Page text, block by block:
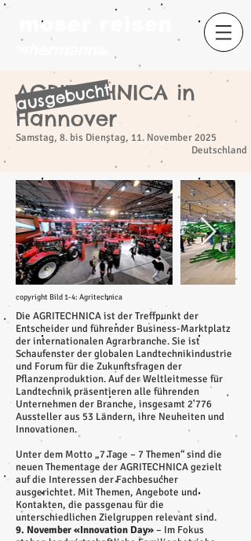
AGRITECHNICA in
Hannover
Samstag, 8. bis Dienstag, 11. November 2025
ausgebucht
Deutschland
copyright Bild 1-4: Agritechnica
Die AGRITECHNICA ist der Treffpunkt der
Entscheider und führender Business-Marktplatz
der internationalen Agrarbranche. Sie ist
Schaufenster der globalen Landtechnikindustrie
und Forum für die Zukunftsfragen der
Pflanzenproduktion. Auf der Weltleitmesse für
Landtechnik präsentieren alle führenden
Unternehmen der Branche, insgesamt 2'776
Aussteller aus 53 Ländern, ihre Neuheiten und
Innovationen.
Unter dem Motto „7 Tage – 7 Themen“ sind die
neuen Thementage der AGRITECHNICA gezielt
auf die Interessen der Fachbesucher
ausgerichtet. Mit Themen, Angebote und
Kontakten, die passgenau für die
unterschiedlichen Zielgruppen relevant sind.
9. November «Innovation Day»– Im Fokus